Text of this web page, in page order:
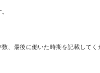
、最後に働いた時期を記載してく